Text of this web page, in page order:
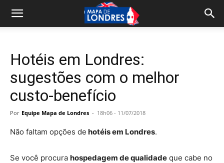
Hotéis em Londres:
sugestões com o melhor
custo-benefício
Por Equipe Mapa de Londres - 18h06 - 11/07/2018
Não faltam opções de hotéis em Londres.
Se você procura hospedagem de qualidade que cabe no